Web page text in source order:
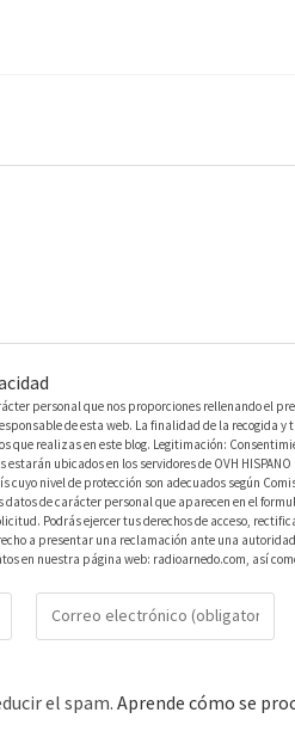
personal que nos proporciones rellenando el
de esta web. La finalidad de la recogida
que realizas en este blog. Legitimación:
ubicados en los servidores de OVH
cuyo nivel de protección son adecuados según
datos de carácter personal que aparecen en el
Podrás ejercer tus derechos de acceso,
a presentar una reclamación ante una
en nuestra página web: radioarnedo.com, así
el spam. Aprende cómo se